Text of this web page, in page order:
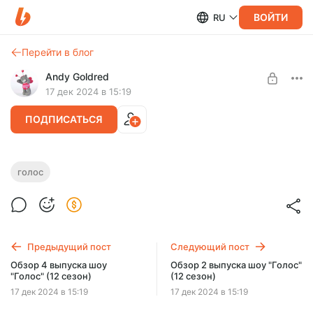
RU ВОЙТИ
Перейти в блог
Andy Goldred
17 дек 2024 в 15:19
ПОДПИСАТЬСЯ
Обзор 3 выпуска шоу "Голос" (12 сезон)
Обзор 3 выпуска шоу "Голос" (12 сезон) от 02.02.2024
голос
Предыдущий пост
Обзор 4 выпуска шоу
"Голос" (12 сезон)
17 дек 2024 в 15:19
Следующий пост
Обзор 2 выпуска шоу "Голос"
(12 сезон)
17 дек 2024 в 15:19